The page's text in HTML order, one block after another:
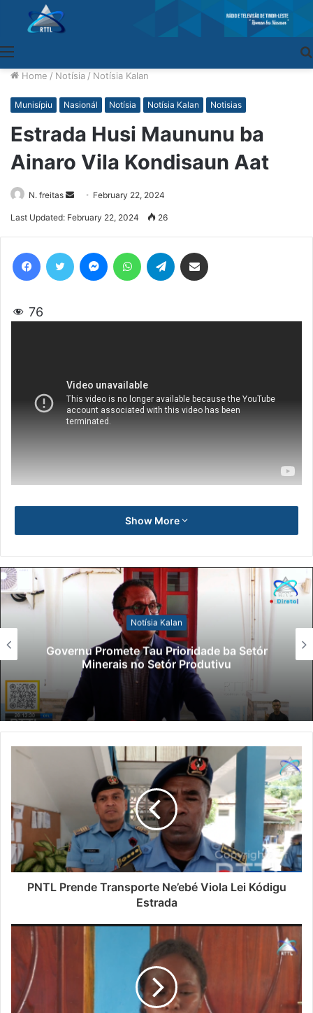
Home / Notísia / Notísia Kalan
Munisípiu Nasionál Notísia Notísia Kalan Notisias
Estrada Husi Maununu ba
Ainaro Vila Kondisaun Aat
N. freitas
Send
an
February 22, 2024
Last Updated: February 22, 2024 26
76
Show More
Notísia Kalan
Kazu Transferénsia Osan Millaun 42 Husi
Singapura, Advogadu Sei Halo Rekursu
PNTL Prende Transporte Ne’ebé Viola Lei Kódigu
Estrada